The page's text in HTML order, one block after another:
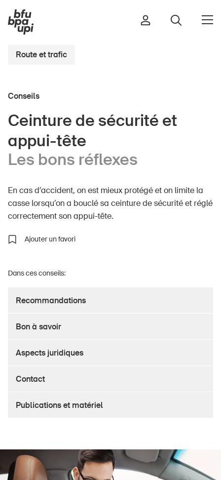
Sport et activité physique
Maison et jardin
Bâtiments et installations
Seniors
École
Entreprises
Politique
Postes vacants
Commander et télécharger
Produits sûrs
Aspects juridiques
Route et trafic
Conseils
Ceinture de sécurité et
appui-tête
Les bons réflexes
En cas d’accident, on est mieux protégé et on limite la
casse lorsqu’on a bouclé sa ceinture de sécurité et réglé
correctement son appui-tête.
Ajouter un favori
Dans ces conseils:
Recommandations
Bon à savoir
Aspects juridiques
Contact
Publications et matériel